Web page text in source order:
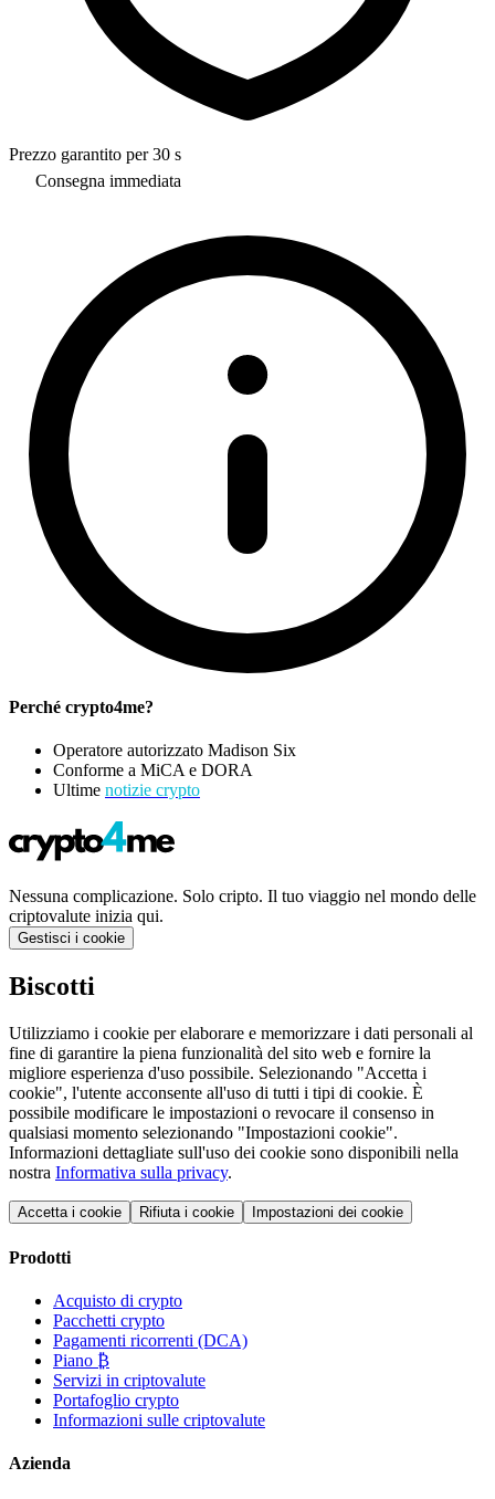
Prezzo garantito per 30 s
Consegna immediata
Perché crypto4me?
Operatore autorizzato Madison Six
Conforme a MiCA e DORA
Ultime notizie crypto
Nessuna complicazione. Solo cripto. Il tuo viaggio nel mondo delle
criptovalute inizia qui.
Gestisci i cookie
Biscotti
Utilizziamo i cookie per elaborare e memorizzare i dati personali al
fine di garantire la piena funzionalità del sito web e fornire la
migliore esperienza d'uso possibile. Selezionando "Accetta i
cookie", l'utente acconsente all'uso di tutti i tipi di cookie. È
possibile modificare le impostazioni o revocare il consenso in
qualsiasi momento selezionando "Impostazioni cookie".
Informazioni dettagliate sull'uso dei cookie sono disponibili nella
nostra Informativa sulla privacy.
Accetta i cookie Rifiuta i cookie Impostazioni dei cookie
Prodotti
Acquisto di crypto
Pacchetti crypto
Pagamenti ricorrenti (DCA)
Piano ₿
Servizi in criptovalute
Portafoglio crypto
Informazioni sulle criptovalute
Azienda